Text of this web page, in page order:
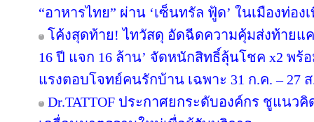
“อาหารไทย” ผ่าน ‘เซ็นทรัล ฟู้ด’ ในเมืองท่อง
โค้งสุดท้าย! ไทวัสดุ อัดฉีดความคุ้มส่งท้ายแ
16 ปี แจก 16 ล้าน’ จัดหนักสิทธิ์ลุ้นโชค x2 พ
แรงตอบโจทย์คนรักบ้าน เฉพาะ 31 ก.ค. – 27
Dr.TATTOF ประกาศยกระดับองค์กร ชูแนว